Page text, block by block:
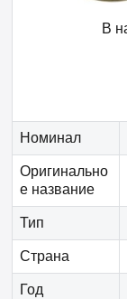
В
Номинал
Оригинально
е название
Тип
Страна
Год